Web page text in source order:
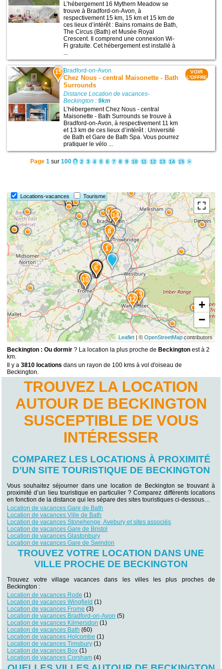
L’hébergement 16 Mythern Meadow se
trouve à Bradford-on-Avon, à
respectivement 15 km, 15 km et 15 km de
ces lieux d’intérêt : Bains romains de Bath,
The Circus (Bath) et Musée Royal
Crescent. Il comprend une connexion Wi-
Fi gratuite. Cet hébergement est installé à
...
15 Bradford-on-Avon
Chez Nous - central Maisonette - Bath
Surrounds
Distance Location de vacances-
Beckington :9km
L’hébergement Chez Nous - central
Maisonette - Bath Surrounds se trouve à
Bradford-on-Avon, à respectivement 11 km
et 13 km de ces lieux d’intérêt : Université
de Bath et Gare de Bath Spa. Vous pourrez
pratiquer le vélo ...
VOIR
L'OFFRE
Page 1 sur 100 1 2 3 4 5 6 7 8 9 10 11 12 13 14 15 >
Locations-vacances Tourisme
1514
13
12
1110
9
8
7
6
5
4
3
2
1
+
−
Leaflet| © OpenStreetMapcontributors
Beckington : Ou dormir ? La location la plus proche de Beckington est à 2
km.
Il y a3810 locations dans un rayon de 100 kms à vol d'oiseau de
Beckington.
TROUVEZ LA LOCATION
AUTOUR DE BECKINGTON
SUSCEPTIBLE DE VOUS
INTÉRESSER
COMPAREZ LES LOCATIONS À PROXIMITÉ
D’UN SITE TOURISTIQUE DE BECKINGTON
Vous souhaitez séjourner dans une location de Beckington se trouvant à
proximité d’un lieu touristique en particulier ? Comparez différents locations
en fonction de la distance qui les sépare des sites touristiques ci-dessous…
Location de vacances Gare de Bath
Location de vacances Ville de Bath
Location de vacances Stonehenge, Avebury et sites associés
Location de vacances Gare de Bristol
Location de vacances Glastonbury
Location de vacances Gare de Swindon
TROUVEZ VOTRE LOCATION DANS UNE
VILLE PROCHE DE BECKINGTON
Trouvez votre village vacances dans les villes les plus proches de
Beckington :
Location de vacances Rode (1)
Location de vacances Wingfield (1)
Location de vacances Frome (3)
Location de vacances Bradford-on-Avon (5)
Location de vacances Kilmersdon (1)
Location de vacances Bath (60)
Location de vacances Holcombe (1)
Location de vacances Timsbury (1)
Location de vacances Box (1)
Location de vacances Corsham (4)